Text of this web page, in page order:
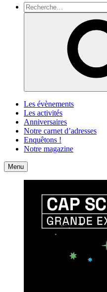
Recherche
pour
Les évènements
Les activités
Anniversaires
Notre carnet d’adresses
Enquêtons !
Notre magazine
Accueil
Menu Contact